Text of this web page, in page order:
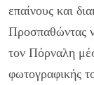
επαίνους και
Προσπαθώντας
τον Πόρναλη
φωτογραφικής